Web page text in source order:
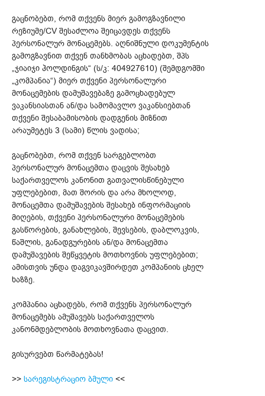
გაცნობებთ, რომ თქვენს მიერ გამოგზავნილი
რეზიუმე/CV შესაძლოა შეიცავდეს თქვენს
პერსონალურ მონაცემებს. აღნიშნული დოკუმენტის
გამოგზავნით თქვენ თანხმობას აცხადებთ, შპს
„ჯიაიჯი ჰოლდინგის“ (ს/კ: 404927610) (შემდგომში
„კომპანია“) მიერ თქვენი პერსონალური
მონაცემების დამუშავებაზე გამოცხადებულ
ვაკანსიასთან ან/და სამომავლო ვაკანსიებთან
თქვენი შესაბამისობის დადგენის მიზნით
არაუმეტეს 3 (სამი) წლის ვადისა;
გაცნობებთ, რომ თქვენ სარგებლობთ
პერსონალურ მონაცემთა დაცვის შესახებ
საქართველოს კანონით გათვალისწინებული
უფლებებით, მათ შორის და არა მხოლოდ,
მონაცემთა დამუშავების შესახებ ინფორმაციის
მიღების, თქვენი პერსონალური მონაცემების
გასწორების, განახლების, შევსების, დაბლოკვის,
წაშლის, განადგურების ან/და მონაცემთა
დამუშავების შეწყვეტის მოთხოვნის უფლებებით;
ამისთვის უნდა დაგვიკავშირდეთ კომპანიის ცხელ
ხაზზე.
კომპანია აცხადებს, რომ თქვენს პერსონალურ
მონაცემებს ამუშავებს საქართველოს
კანონმდებლობის მოთხოვნათა დაცვით.
გისურვებთ წარმატებას!
>> სარეგისტრაციო ბმული <<